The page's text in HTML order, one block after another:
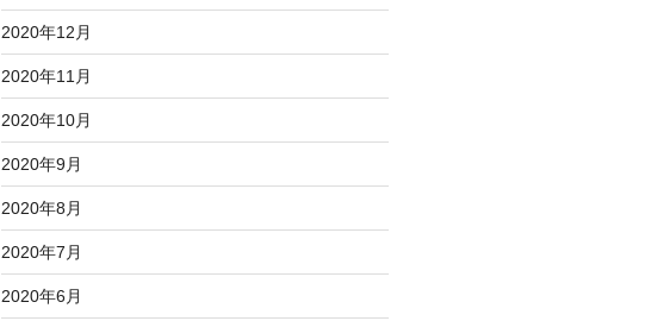
2020年12月
2020年11月
2020年10月
2020年9月
2020年8月
2020年7月
2020年6月